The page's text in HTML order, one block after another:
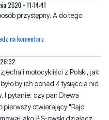
na komentarz
motocykliści z Polski, jak
I pytanie: czy pan Drewa
pierwszy otwierający "Rajd
jako PiS-owski działacz
na komentarz